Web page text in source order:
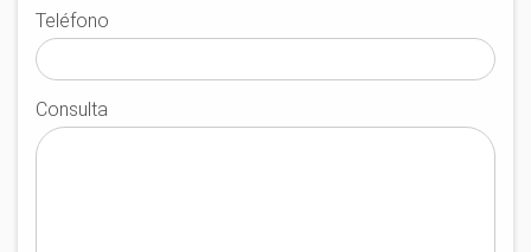
Teléfono
Consulta